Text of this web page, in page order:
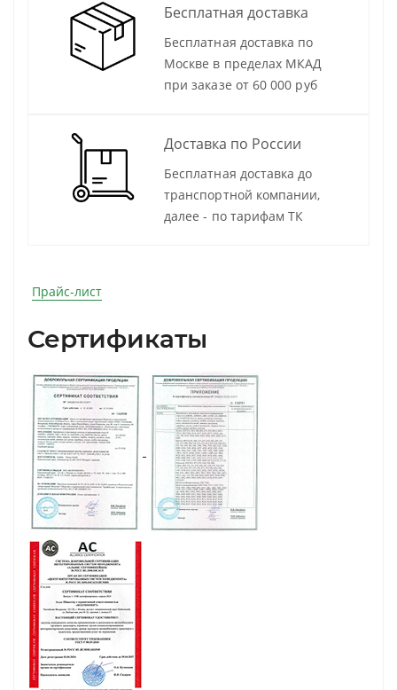
Бесплатная доставка
Бесплатная доставка по
Москве в пределах МКАД
при заказе от 60 000 руб
Доставка по России
Бесплатная доставка до
транспортной компании,
далее - по тарифам ТК
Прайс-лист
Сертификаты